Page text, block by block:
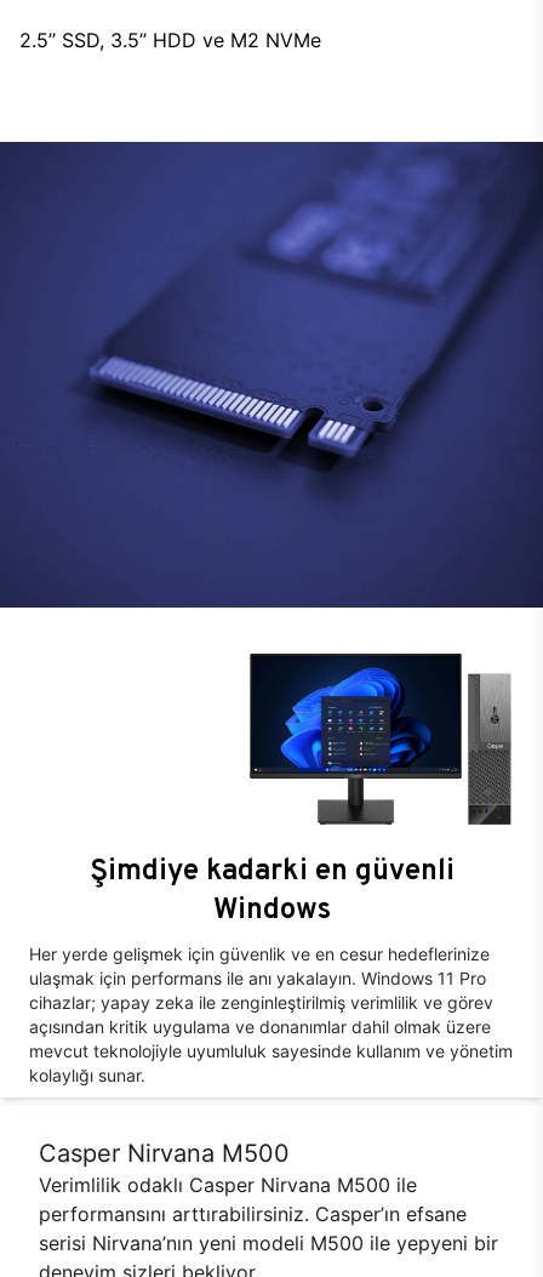
2.5’’ SSD, 3.5’’ HDD ve M2 NVMe
Şimdiye kadarki en güvenli
Windows
Her yerde gelişmek için güvenlik ve en cesur hedeflerinize
ulaşmak için performans ile anı yakalayın. Windows 11 Pro
cihazlar; yapay zeka ile zenginleştirilmiş verimlilik ve görev
açısından kritik uygulama ve donanımlar dahil olmak üzere
mevcut teknolojiyle uyumluluk sayesinde kullanım ve yönetim
kolaylığı sunar.
Casper Nirvana M500
Verimlilik odaklı Casper Nirvana M500 ile
performansını arttırabilirsiniz. Casper’ın efsane
serisi Nirvana’nın yeni modeli M500 ile yepyeni bir
deneyim sizleri bekliyor.